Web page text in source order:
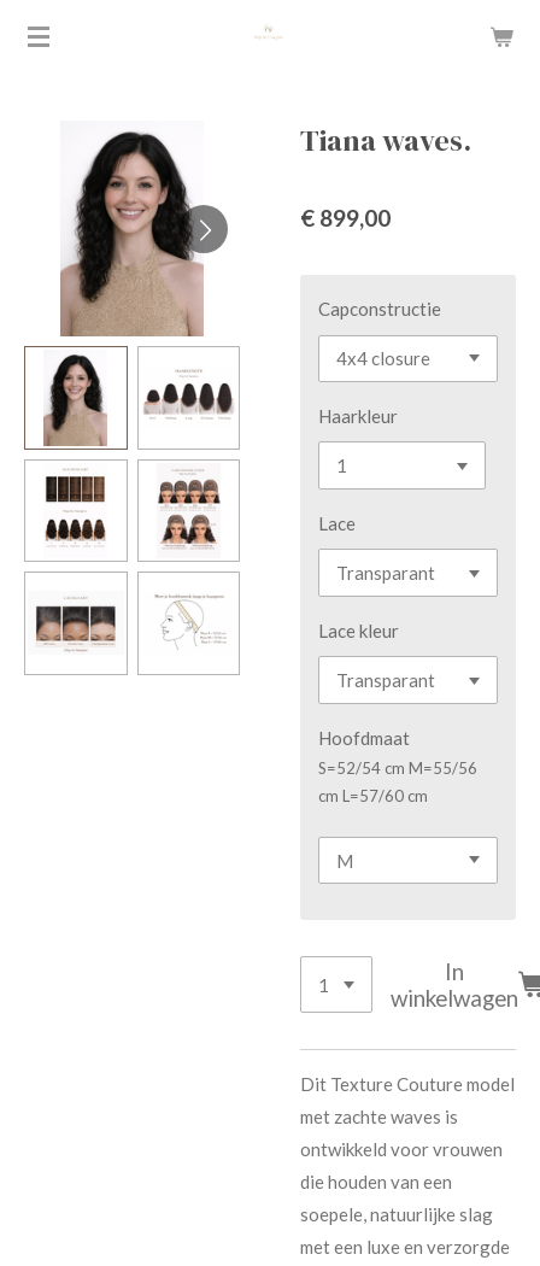
Ga
hoofdinhoud
Tiana waves.
€ 899,00
Capconstructie
Haarkleur
Lace
Lace kleur
Hoofdmaat
S=52/54 cm M=55/56
cm L=57/60 cm
In
winkelwagen
Dit Texture Couture model
met zachte waves is
ontwikkeld voor vrouwen
die houden van een
soepele, natuurlijke slag
met een luxe en verzorgde